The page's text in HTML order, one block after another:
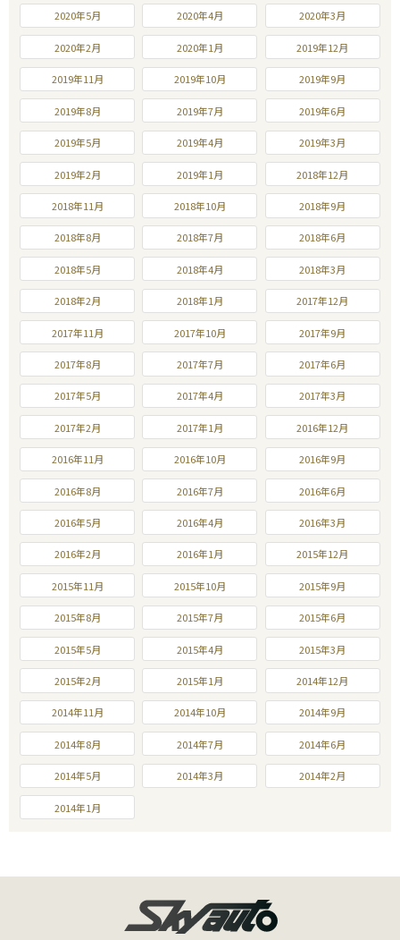
2020年5月 2020年4月 2020年3月
2020年2月 2020年1月 2019年12月
2019年11月 2019年10月 2019年9月
2019年8月 2019年7月 2019年6月
2019年5月 2019年4月 2019年3月
2019年2月 2019年1月 2018年12月
2018年11月 2018年10月 2018年9月
2018年8月 2018年7月 2018年6月
2018年5月 2018年4月 2018年3月
2018年2月 2018年1月 2017年12月
2017年11月 2017年10月 2017年9月
2017年8月 2017年7月 2017年6月
2017年5月 2017年4月 2017年3月
2017年2月 2017年1月 2016年12月
2016年11月 2016年10月 2016年9月
2016年8月 2016年7月 2016年6月
2016年5月 2016年4月 2016年3月
2016年2月 2016年1月 2015年12月
2015年11月 2015年10月 2015年9月
2015年8月 2015年7月 2015年6月
2015年5月 2015年4月 2015年3月
2015年2月 2015年1月 2014年12月
2014年11月 2014年10月 2014年9月
2014年8月 2014年7月 2014年6月
2014年5月 2014年3月 2014年2月
2014年1月